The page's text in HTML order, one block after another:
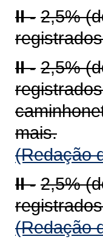
II - 2,5%
II - 2,5%
mais.
(Redação
II - 2,5%
(Redação